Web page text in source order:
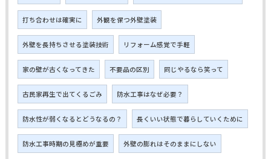
打ち合わせは確実に 外観を保つ外壁塗装
外壁を長持ちさせる塗装技術 リフォーム感覚で手軽
家の壁が古くなってきた 不要品の区別 同じやるなら笑って
古民家再生で出てくるごみ 防水工事はなぜ必要？
防水性が弱くなるとどうなるの？ 長くいい状態で暮らしていくために
防水工事時期の見極めが重要 外壁の膨れはそのままにしない